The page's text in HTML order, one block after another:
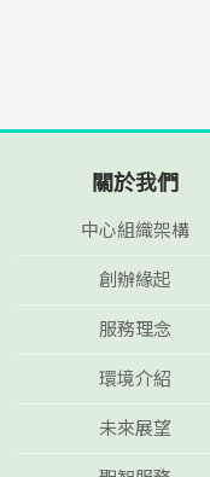
關於我們
中心組織架構
創辦緣起
服務理念
環境介紹
未來展望